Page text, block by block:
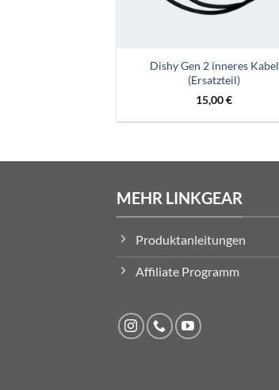
Dishy Gen 2 inneres Kabel
(Ersatzteil)
15,00€
MEHR LINKGEAR
Produktanleitungen
Affiliate Programm